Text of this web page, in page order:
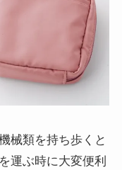
械類を持ち歩くと
運ぶ時に大変便利